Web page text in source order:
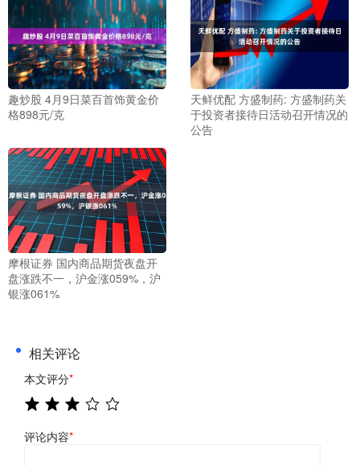
趣炒股 4月9日菜百首饰黄金价
格898元/克
天鲜优配 方盛制药: 方盛制药关
于投资者接待日活动召开情况的
公告
摩根证券 国内商品期货夜盘开
盘涨跌不一，沪金涨059%，沪
银涨061%
相关评论
本文评分*
评论内容*